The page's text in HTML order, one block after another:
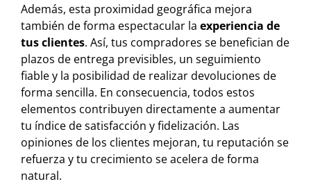
Además, esta proximidad geográfica mejora
también de forma espectacular la experiencia de
tus clientes. Así, tus compradores se benefician de
plazos de entrega previsibles, un seguimiento
fiable y la posibilidad de realizar devoluciones de
forma sencilla. En consecuencia, todos estos
elementos contribuyen directamente a aumentar
tu índice de satisfacción y fidelización. Las
opiniones de los clientes mejoran, tu reputación se
refuerza y tu crecimiento se acelera de forma
natural.